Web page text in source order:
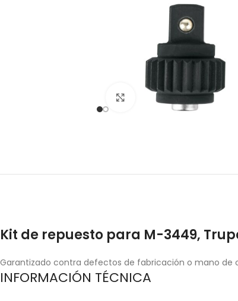
Click to enlarge
Kit de repuesto para M-3449,
Garantizado contra defectos de fabricación o mano de
INFORMACIÓN TÉCNICA